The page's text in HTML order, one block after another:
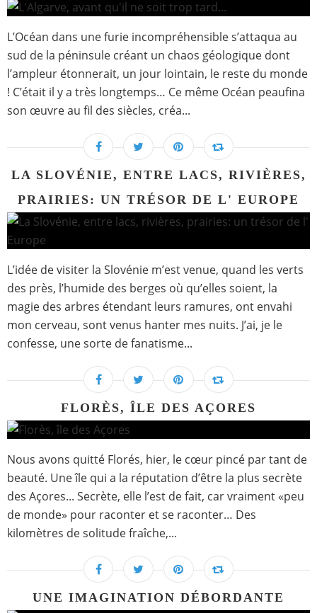
L’Océan dans une furie incompréhensible s’attaqua au
sud de la péninsule créant un chaos géologique dont
l’ampleur étonnerait, un jour lointain, le reste du monde
! C’était il y a très longtemps… Ce même Océan peaufina
son œuvre au fil des siècles, créa...
LA SLOVÉNIE, ENTRE LACS, RIVIÈRES,
PRAIRIES: UN TRÉSOR DE L' EUROPE
L’idée de visiter la Slovénie m’est venue, quand les verts
des près, l’humide des berges où qu’elles soient, la
magie des arbres étendant leurs ramures, ont envahi
mon cerveau, sont venus hanter mes nuits. J’ai, je le
confesse, une sorte de fanatisme...
FLORÈS, ÎLE DES AÇORES
Nous avons quitté Florés, hier, le cœur pincé par tant de
beauté. Une île qui a la réputation d’être la plus secrète
des Açores... Secrète, elle l’est de fait, car vraiment «peu
de monde» pour raconter et se raconter… Des
kilomètres de solitude fraîche,...
UNE IMAGINATION DÉBORDANTE